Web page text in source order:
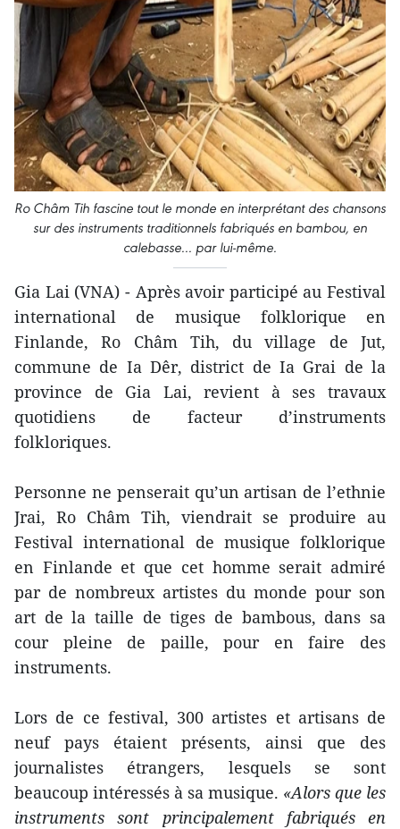
Ro Châm Tih fascine tout le monde en interprétant des chansons
sur des instruments traditionnels fabriqués en bambou, en
calebasse... par lui-même.
Gia Lai (VNA) - Après avoir participé au Festival
international de musique folklorique en
Finlande, Ro Châm Tih, du village de Jut,
commune de Ia Dêr, district de Ia Grai de la
province de Gia Lai, revient à ses travaux
quotidiens de facteur d’instruments
folkloriques.
Personne ne penserait qu’un artisan de l’ethnie
Jrai, Ro Châm Tih, viendrait se produire au
Festival international de musique folklorique
en Finlande et que cet homme serait admiré
par de nombreux artistes du monde pour son
art de la taille de tiges de bambous, dans sa
cour pleine de paille, pour en faire des
instruments.
Lors de ce festival, 300 artistes et artisans de
neuf pays étaient présents, ainsi que des
journalistes étrangers, lesquels se sont
beaucoup intéressés à sa musique. «Alors que les
instruments sont principalement fabriqués en